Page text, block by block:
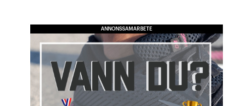
ANNONSSAMARBETE